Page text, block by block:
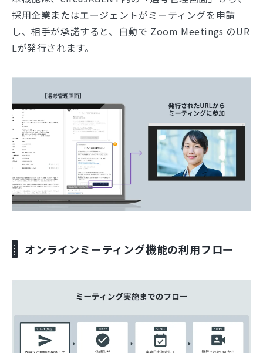
採用企業またはエージェントがミーティングを申請
し、相手が承諾すると、自動で Zoom Meetings のUR
Lが発行されます。
オンラインミーティング機能の利用フロー